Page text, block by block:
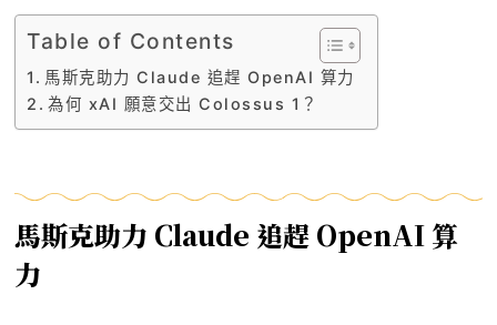
Table of Contents
馬斯克助力 Claude 追趕 OpenAI 算力
為何 xAI 願意交出 Colossus 1？
馬斯克助力 Claude 追趕 OpenAI 算
力